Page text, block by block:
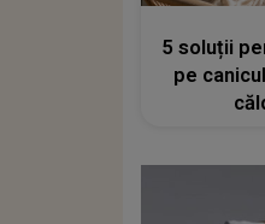
5 soluții
pe